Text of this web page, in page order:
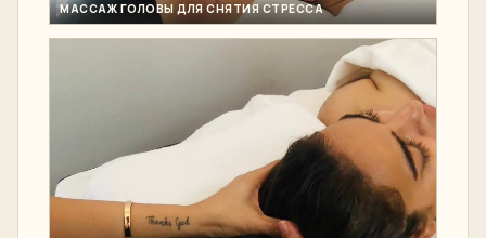
МАССАЖ ГОЛОВЫ ДЛЯ СНЯТИЯ СТРЕССА